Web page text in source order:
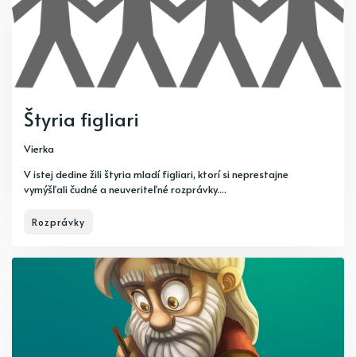
Štyria figliari
Vierka
V istej dedine žili štyria mladí figliari, ktorí si neprestajne
vymýšľali čudné a neuveriteľné rozprávky....
Rozprávky